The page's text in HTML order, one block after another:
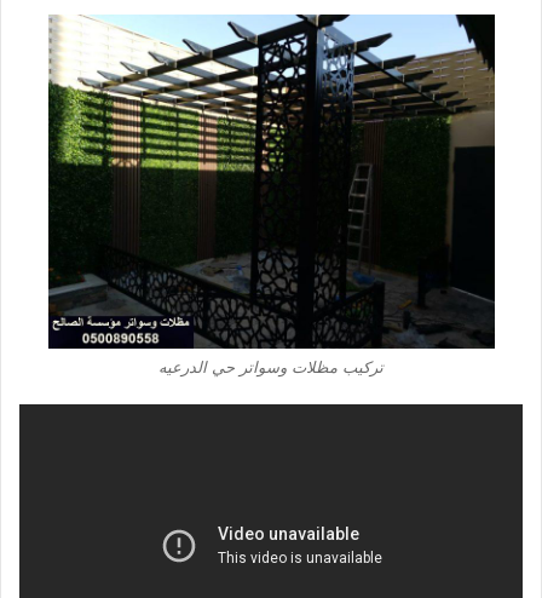
تركيب مظلات وسواتر حي الدرعيه